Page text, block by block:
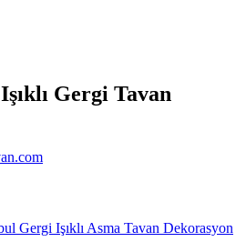
Gergi Tavan